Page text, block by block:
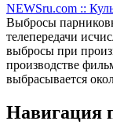
NEWSru.com ::
Выбросы
телепередачи
выбросы при
производстве
выбрасывается
Навигация